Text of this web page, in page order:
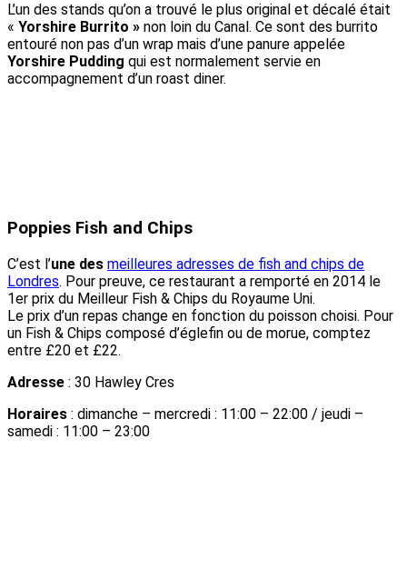
L’un des stands qu’on a trouvé le plus original et décalé était
« Yorshire Burrito » non loin du Canal. Ce sont des burrito
entouré non pas d’un wrap mais d’une panure appelée
Yorshire Pudding qui est normalement servie en
accompagnement d’un roast diner.
Poppies Fish and Chips
C’est l’une des meilleures adresses de fish and chips de
Londres. Pour preuve, ce restaurant a remporté en 2014 le
1er prix du Meilleur Fish & Chips du Royaume Uni.
Le prix d’un repas change en fonction du poisson choisi. Pour
un Fish & Chips composé d’églefin ou de morue, comptez
entre £20 et £22.
Adresse : 30 Hawley Cres
Horaires : dimanche – mercredi : 11:00 – 22:00 / jeudi –
samedi : 11:00 – 23:00